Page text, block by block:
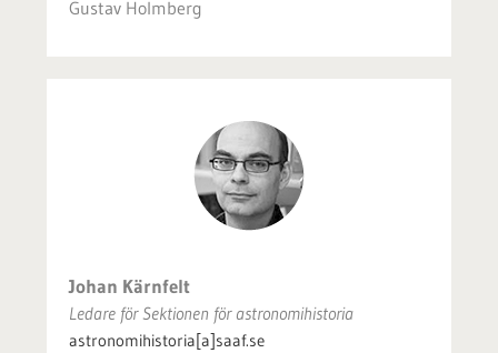
Gustav Holmberg
Johan Kärnfelt
Ledare för Sektionen för astronomihistoria
astronomihistoria[a]saaf.se